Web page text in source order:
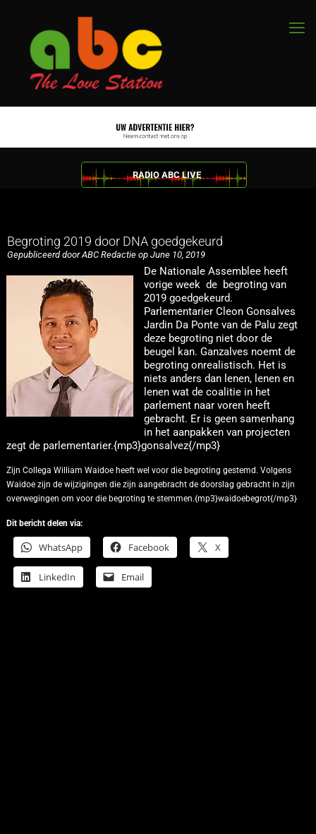
RADIO ABC LIVE
Begroting 2019 door DNA goedgekeurd
Gepubliceerd door ABC Redactie op June 10, 2019
De Nationale Assemblee heeft
vorige week de begroting van
2019 goedgekeurd.
Parlementarier Cleon Gonsalves
Jardin Da Ponte van de Palu zegt
deze begroting niet door de
beugel kan. Ganzalves noemt de
begroting onrealistisch. Het is
niets anders dan lenen, lenen en
lenen wat de coalitie in het
parlement naar voren heeft
gebracht. Er is geen samenhang
in het aanpakken van projecten
zegt de parlementarier.{mp3}gonsalvez{/mp3}
Zijn Collega William Waidoe heeft wel voor die begroting gestemd. Volgens
Waidoe zijn de wijzigingen die zijn aangebracht de doorslag gebracht in zijn
overwegingen om voor die begroting te stemmen.{mp3}waidoebegrot{/mp3}
Dit bericht delen via:
WhatsApp Facebook X
LinkedIn Email